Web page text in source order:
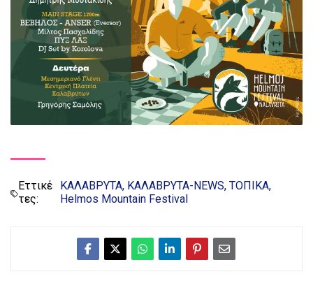
Εττικέ
τες:
ΚΑΛΑΒΡΥΤΑ ΚΑΛΑΒΡΥΤΑ-NEWS ΤΟΠΙΚΑ
Helmos Mountain Festival